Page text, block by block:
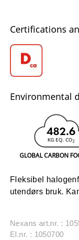
Certifications
Environmental
482.6
KG EQ. CO2
GLOBAL CARBON
Fleksibel
utendørs bruk.
Nexans art.nr. :
El.nr. : 1050700